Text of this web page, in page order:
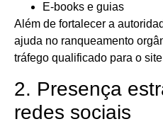
E-books e guias
Além de fortalecer a
ajuda no ranqueamento
tráfego qualificado para o
2. Presença
redes sociais